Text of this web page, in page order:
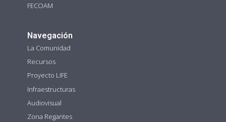
FECOAM
Navegación
La Comunidad
Recursos
Proyecto LIFE
Infraestructuras
Audiovisual
Zona Regantes